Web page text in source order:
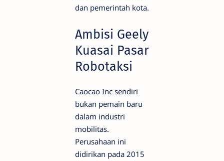
dan pemerintah kota.
Ambisi Geely
Kuasai Pasar
Robotaksi
Caocao Inc sendiri
bukan pemain baru
dalam industri
mobilitas.
Perusahaan ini
didirikan pada 2015